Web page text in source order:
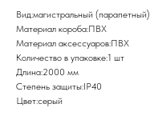
Вид:магистральный (парапетный)
Материал короба:ПВХ
Материал аксессуаров:ПВХ
Количество в упаковке:1 шт
Длина:2000 мм
Степень защиты:IP40
Цвет:серый